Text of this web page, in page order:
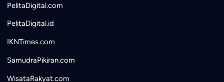
PelitaDigital.com
PelitaDigital.id
IKNTimes.com
SamudraPikiran.com
WisataRakyat.com